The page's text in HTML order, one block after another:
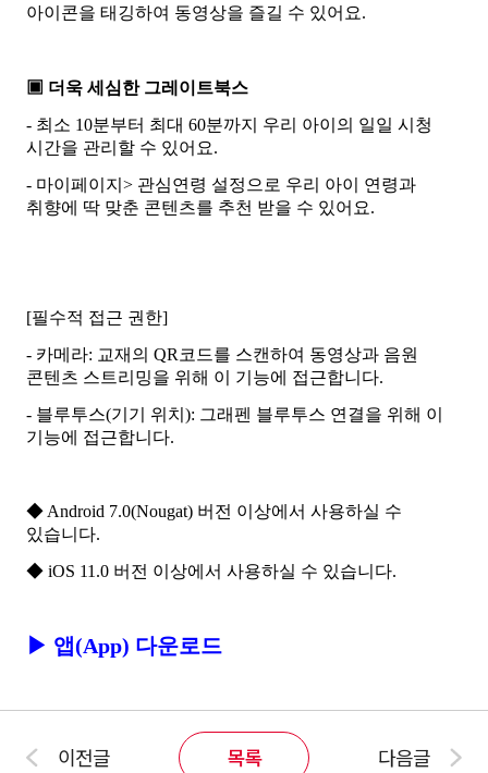
아이콘을 태깅하여 동영상을 즐길 수 있어요.
▣ 더욱 세심한 그레이트북스
- 최소 10분부터 최대 60분까지 우리 아이의 일일 시청
시간을 관리할 수 있어요.
- 마이페이지> 관심연령 설정으로 우리 아이 연령과
취향에 딱 맞춘 콘텐츠를 추천 받을 수 있어요.
[필수적 접근 권한]
- 카메라: 교재의 QR코드를 스캔하여 동영상과 음원
콘텐츠 스트리밍을 위해 이 기능에 접근합니다.
- 블루투스(기기 위치): 그래펜 블루투스 연결을 위해 이
기능에 접근합니다.
◆ Android 7.0(Nougat) 버전 이상에서 사용하실 수
있습니다.
◆ iOS 11.0 버전 이상에서 사용하실 수 있습니다.
▶ 앱(App) 다운로드
이전글 목록 다음글